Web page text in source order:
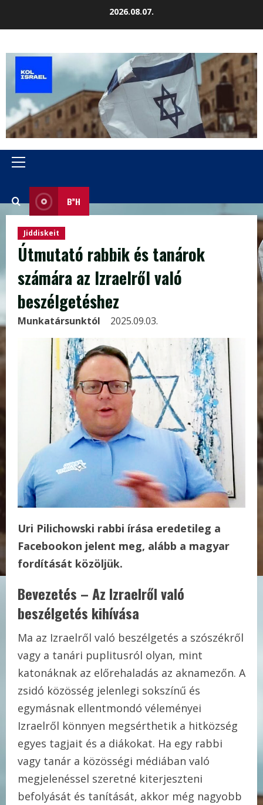
2026.08.07.
Primary
B”H
Jiddiskeit
Útmutató rabbik és tanárok
számára az Izraelről való
beszélgetéshez
Munkatársunktól 2025.09.03.
Uri Pilichowski rabbi írása eredetileg a
Facebookon jelent meg, alább a magyar
fordítását közöljük.
Bevezetés – Az Izraelről való
beszélgetés kihívása
Ma az Izraelről való beszélgetés a szószékről
vagy a tanári puplitusról olyan, mint
katonáknak az előrehaladás az aknamezőn. A
zsidó közösség jelenlegi sokszínű és
egymásnak ellentmondó véleményei
Izraelről könnyen megsérthetik a hitközség
egyes tagjait és a diákokat. Ha egy rabbi
vagy tanár a közösségi médiában való
megjelenéssel szeretné kiterjeszteni
befolyását és tanítását, akkor még nagyobb